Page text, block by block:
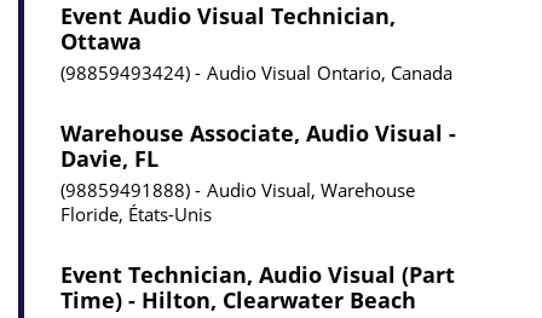
Event Audio Visual Technician,
Ottawa
98859493424 Audio Visual Ontario, Canada
Warehouse Associate, Audio Visual -
Davie, FL
98859491888
Audio Visual, Warehouse
Floride, États-Unis
Event Technician, Audio Visual (Part
Time) - Hilton, Clearwater Beach